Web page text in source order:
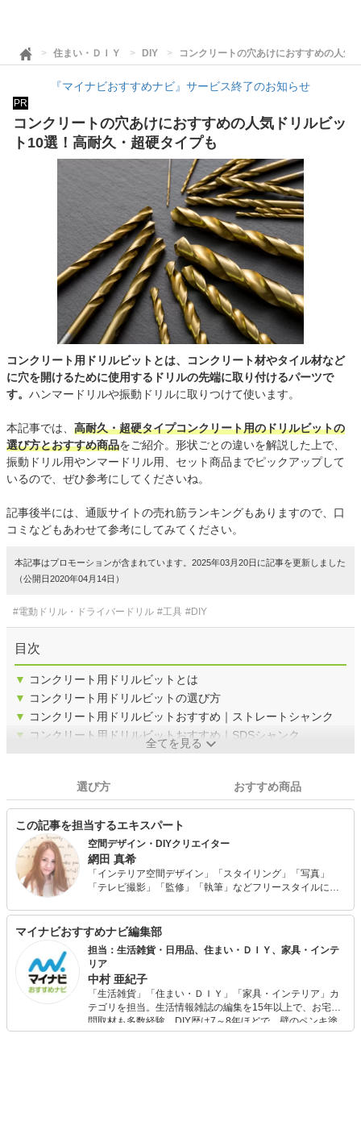
住まい・ＤＩＹ DIY コンクリートの穴あけにおすすめの人気
『マイナビおすすめナビ』サービス終了のお知らせ
PR
コンクリートの穴あけにおすすめの人気ドリルビッ
ト10選！高耐久・超硬タイプも
コンクリート用ドリルビットとは、コンクリート材やタイル材など
に穴を開けるために使用するドリルの先端に取り付けるパーツで
す。 ハンマードリルや振動ドリルに取りつけて使います。
本記事では、 高耐久・超硬タイプコンクリート用のドリルビットの
選び方とおすすめ商品をご紹介。形状ごとの違いを解説した上で、
振動ドリル用やンマードリル用、セット商品までピックアップして
いるので、ぜひ参考にしてくださいね。
記事後半には、通販サイトの売れ筋ランキングもありますので、口
コミなどもあわせて参考にしてみてください。
本記事はプロモーションが含まれています。2025年03月20日に記事を更新しました
（公開日2020年04月14日）
#電動ドリル・ドライバードリル #工具 #DIY
目次
▼ コンクリート用ドリルビットとは
▼ コンクリート用ドリルビットの選び方
▼ コンクリート用ドリルビットおすすめ｜ストレートシャンク
▼ コンクリート用ドリルビットおすすめ｜SDSシャンク
全てを見る
選び方 おすすめ商品
この記事を担当するエキスパート
空間デザイン・DIYクリエイター
網田 真希
「インテリア空間デザイン」「スタイリング」「写真」
「テレビ撮影」「監修」「執筆」などフリースタイルにて
ベーション、古材、流木などを使った家具作りが話題とな
り、様々なメディアにて取り上げられている。 幼少期から
物作りが好きで、何でもまず作ってみる、やってみる精
神、そんな好きが高じて、趣味から現在のお仕事に発展。
マイナビおすすめナビ編集部
担当：生活雑貨・日用品、住まい・ＤＩＹ、家具・インテ
リア
中村 亜紀子
「生活雑貨」「住まい・ＤＩＹ」「家具・インテリア」カ
テゴリを担当。生活情報雑誌の編集を15年以上で、お宅訪
問取材も多数経験。DIY歴は7～8年ほどで、壁のペンキ塗
りや壁紙チェンジなどもチャレンジ済み。初心者でもモノ